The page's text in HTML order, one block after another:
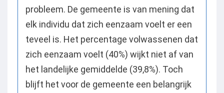
probleem. De gemeente is van mening dat
elk individu dat zich eenzaam voelt er een
teveel is. Het percentage volwassenen dat
zich eenzaam voelt (40%) wijkt niet af van
het landelijke gemiddelde (39,8%). Toch
blijft het voor de gemeente een belangrijk